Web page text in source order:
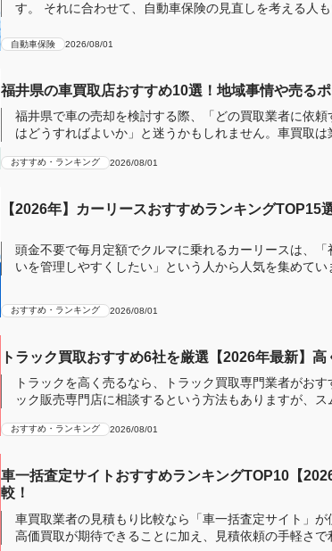
す。 それに合わせて、自動車保険の見直しを考える人
自動車保険 2026/08/01
福井県の車買取店おすすめ10選！地域事情や売る
福井県で車の売却を検討する際、「どの買取業者に依
はどうすればよいか」と迷うかもしれません。車買取
おすすめ・ランキング 2026/08/01
【2026年】カーリースおすすめランキングTOP15
頭金不要で毎月定額でクルマに乗れるカーリースは、
いを管理しやすくしたい」という人から人気を集めています。 この記事では、自動
おすすめ・ランキング 2026/08/01
トラック買取おすすめ6社を厳選【2026年最新】
トラックを高く売るなら、トラック買取専門業者がお
ック販売専門店に相談するという方法もありますが、
おすすめ・ランキング 2026/08/01
車一括査定サイトおすすめランキングTOP10【
較！
車買取業者の見積もり比較なら「車一括査定サイト」
高価買取が期待できることに加え、見積依頼の手軽さで利用